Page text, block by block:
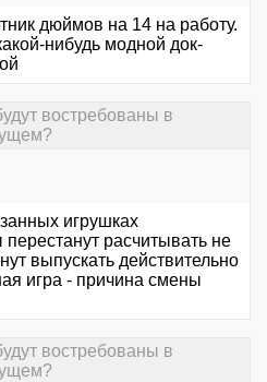
дюймов на 14 на работу.
нибудь модной док-
востребованы в
игрушках
расчитывать не
выпускать действительно
игра - причина смены
востребованы в